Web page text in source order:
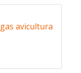
avicultura